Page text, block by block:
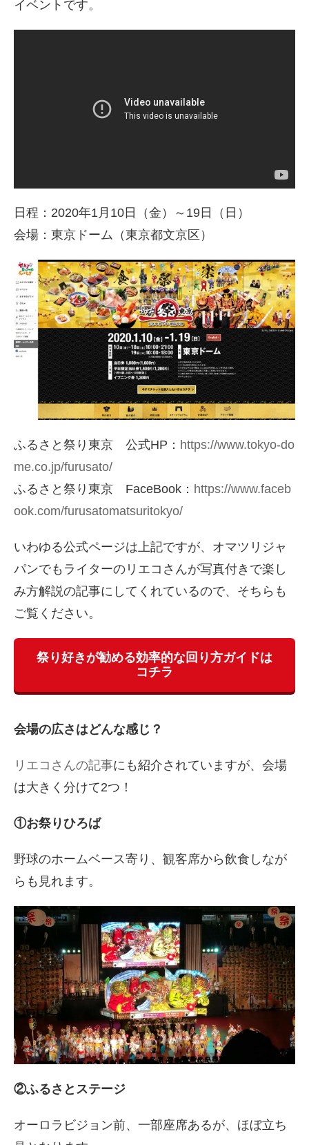
イベントです。
日程：2020年1月10日（金）～19日（日）
会場：東京ドーム（東京都文京区）
ふるさと祭り東京 公式HP： https://www.tokyo-do
me.co.jp/furusato/
ふるさと祭り東京 FaceBook： https://www.faceb
ook.com/furusatomatsuritokyo/
いわゆる公式ページは上記ですが、オマツリジャ
パンでもライターのリエコさんが写真付きで楽し
み方解説の記事にしてくれているので、そちらも
ご覧ください。
祭り好きが勧める効率的な回り方ガイドは
コチラ
会場の広さはどんな感じ？
リエコさんの記事にも紹介されていますが、会場
は大きく分けて2つ！
①お祭りひろば
野球のホームベース寄り、観客席から飲食しなが
らも見れます。
②ふるさとステージ
オーロラビジョン前、一部座席あるが、ほぼ立ち